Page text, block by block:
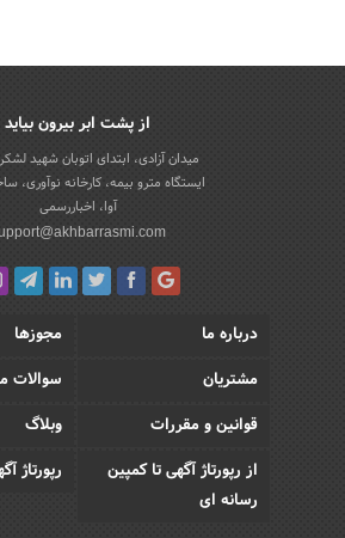
از پشت ابر بیرون بیاید
میدان آزادی، ابتدای اتوبان شهید
ایستگاه مترو بیمه، کارخانه نوآوری،
آوا، اخباررسمی
درباره ما
مجوزها
مشتریان
سوالات
قوانین و مقررات
وبلاگ
از رپورتاژ آگهی تا کمپین
رسانه ای
رپورتاژ